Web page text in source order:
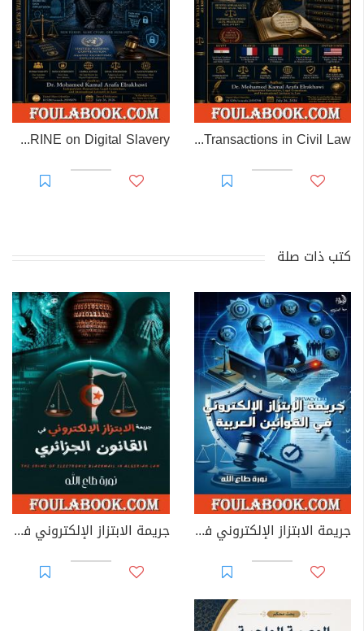
EL RAKHAWI MIND on the Doctrine of Simulation and Sham Transactions in Civil Law
EL-RAKHAWI DOCTRINE on Digital Slavery
كتب ذات صلة
جريمة الابتزاز الإلكتروني في القوانين العربية جريمة الابتزاز الإلكتروني في القانون الجزائري